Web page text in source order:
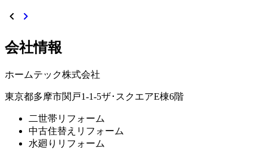
chevron_left chevron_right
会社情報
ホームテック株式会社
東京都多摩市関戸1-1-5ザ･スクエアE棟6階
二世帯リフォーム
中古住替えリフォーム
水廻りリフォーム